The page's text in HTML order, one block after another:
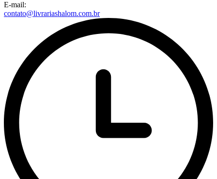
E-mail:
contato@livrariashalom.com.br